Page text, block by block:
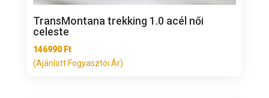
TransMontana trekking 1.0 acél női
celeste
146990 Ft
(Ajánlott Fogyasztói Ár)